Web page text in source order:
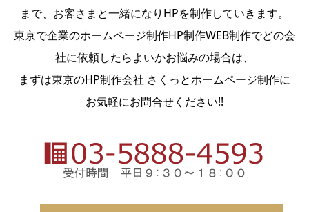
まで、お客さまと一緒になりHPを制作していきます。
東京で企業のホームページ制作HP制作WEB制作でどの会
社に依頼したらよいかお悩みの場合は、
まずは東京のHP制作会社 さくっとホームページ制作に
お気軽にお問合せください!!